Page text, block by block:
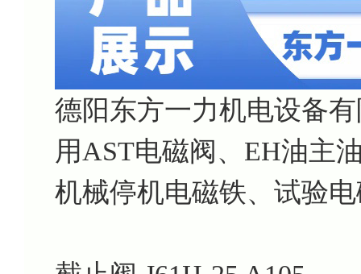
德阳东方一力机电设备
用AST电磁阀、EH油主
机械停机电磁铁、试验